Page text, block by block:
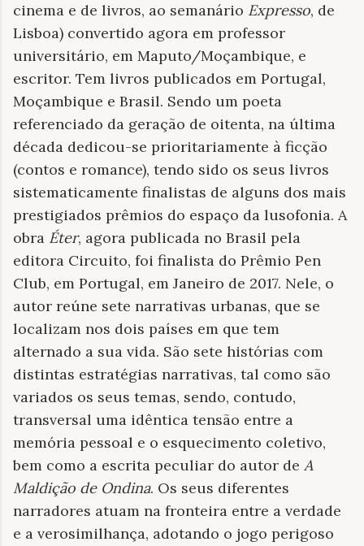
cinema e de livros, ao semanário Expresso, de
Lisboa) convertido agora em professor
universitário, em Maputo/Moçambique, e
escritor. Tem livros publicados em Portugal,
Moçambique e Brasil. Sendo um poeta
referenciado da geração de oitenta, na última
década dedicou-se prioritariamente à ficção
(contos e romance), tendo sido os seus livros
sistematicamente finalistas de alguns dos mais
prestigiados prêmios do espaço da lusofonia. A
obra Éter, agora publicada no Brasil pela
editora Circuito, foi finalista do Prêmio Pen
Club, em Portugal, em Janeiro de 2017. Nele, o
autor reúne sete narrativas urbanas, que se
localizam nos dois países em que tem
alternado a sua vida. São sete histórias com
distintas estratégias narrativas, tal como são
variados os seus temas, sendo, contudo,
transversal uma idêntica tensão entre a
memória pessoal e o esquecimento coletivo,
bem como a escrita peculiar do autor de A
Maldição de Ondina. Os seus diferentes
narradores atuam na fronteira entre a verdade
e a verosimilhança, adotando o jogo perigoso